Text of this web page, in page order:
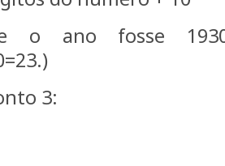
o ano fosse
3: